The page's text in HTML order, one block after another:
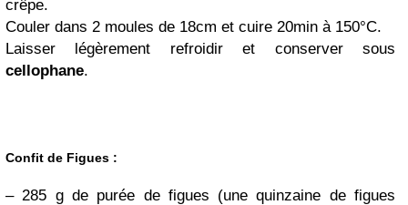
crêpe.
Couler dans 2 moules de 18cm et cuire 20min à 150°C.
Laisser légèrement refroidir et conserver sous
cellophane.
Confit de Figues :
– 285 g de purée de figues (une quinzaine de figues